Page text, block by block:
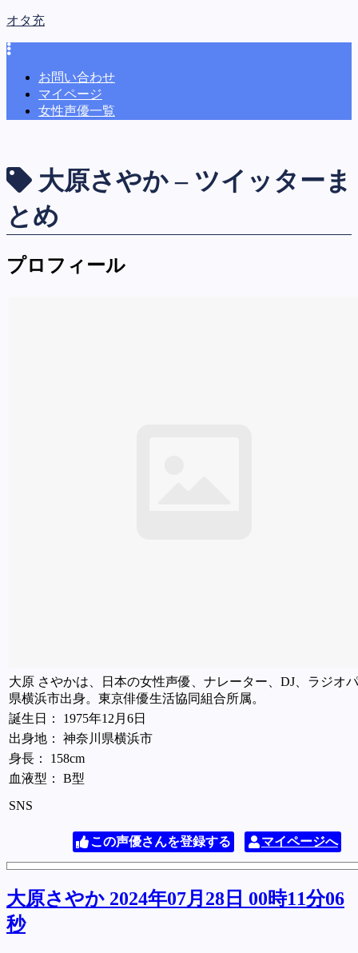
オタ充
お問い合わせ
マイページ
女性声優一覧
大原さやか – ツイッターま
とめ
プロフィール
大原 さやかは、日本の女性声優、ナレーター、DJ、ラジオ
県横浜市出身。東京俳優生活協同組合所属。
誕生日： 1975年12月6日
出身地： 神奈川県横浜市
身長： 158cm
血液型： B型
SNS
この声優さんを登録する マイページへ
大原さやか 2024年07月28日 00時11分06
秒